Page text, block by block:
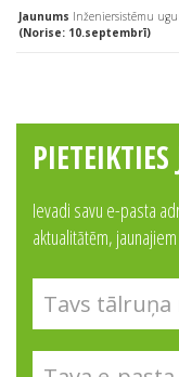
Jaunums Inženiersistēmu
(Norise: 10.septembrī)
Ievadi savu e-pasta
aktualitātēm,